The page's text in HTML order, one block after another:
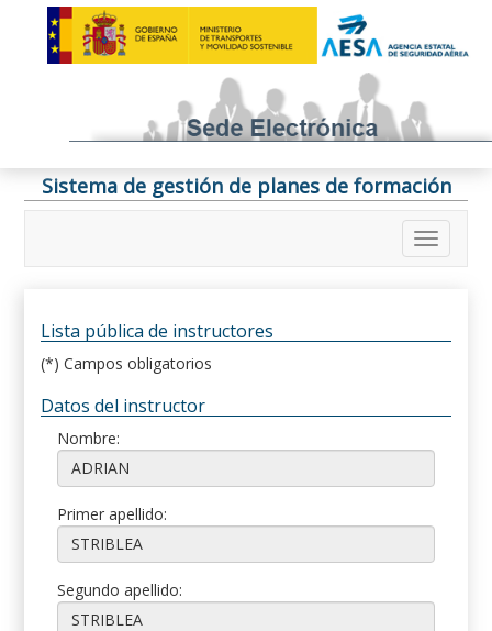
Sistema de gestión de planes de formación
Lista pública de instructores
(*) Campos obligatorios
Datos del instructor
Nombre:
Primer apellido:
Segundo apellido: